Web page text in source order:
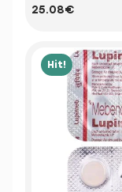
25.08€
Hit!